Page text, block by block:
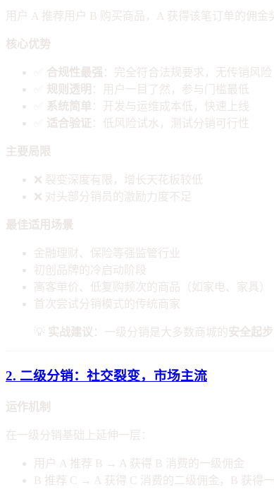
用户 A 推荐用户 B 购买商品，A 获得该笔订单的佣
核心优势
合规性最强 ：完全符合法规要求，无传销风险
规则透明 ：用户一目了然，参与门槛最低
系统简单 ：开发与运维成本低，快速上线
适合验证 ：低风险试水，测试分销可行性
主要局限
❌ 裂变深度有限，增长天花板较低
❌ 对头部分销员的激励力度不足
最佳适用场景
金融理财、保险等强监管行业
初创品牌的冷启动阶段
高客单价、低复购频次的商品（如家电、家具）
首次尝试分销模式的传统商家
💡 实战建议 ：一级分销是大多数商城的安全起
2. 二级分销：社交裂变，市场主流
运作机制
在一级分销基础上延伸一层：
用户 A 推荐 B → A 获得 B 消费的一级佣金
B 推荐 C → A 获得 C 消费的二级佣金，B 获得